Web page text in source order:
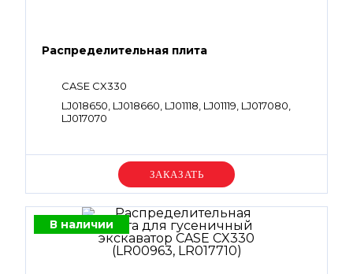
Распределительная плита
CASE CX330
LJ018650, LJ018660, LJ01118, LJ01119, LJ017080,
LJ017070
Уточняйте цену
В наличии